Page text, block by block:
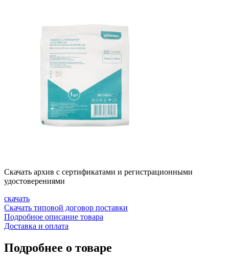
Скачать архив с сертификатами и регистрационными
удостоверениями
скачать
Скачать типовой договор поставки
Подробное описание товара
Доставка и оплата
Подробнее о товаре